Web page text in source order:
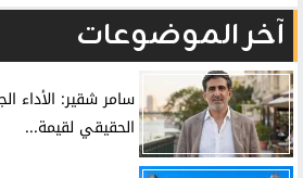
آخر الموضوعات
سامر شقير: الأداء
الحقيقي لقيمة...